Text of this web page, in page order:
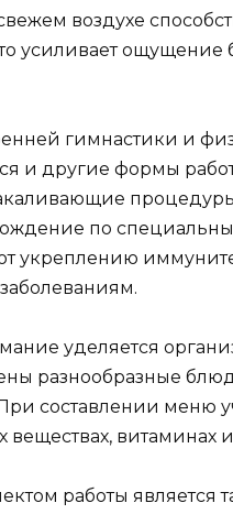
воздухе
усиливает ощущение
гимнастики и
и другие формы
по
укреплению
уделяется
разнообразные
составлении меню
веществах, витаминах
работы